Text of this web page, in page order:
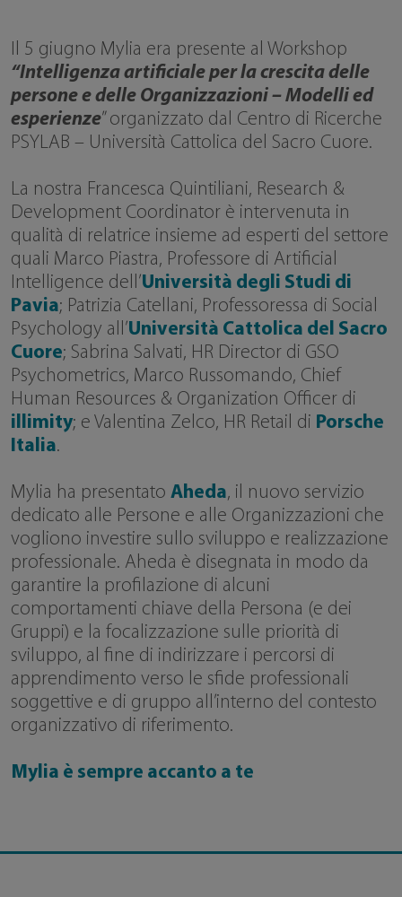
Il 5 giugno Mylia era presente al Workshop
“Intelligenza artificiale per la crescita delle
persone e delle Organizzazioni – Modelli ed
esperienze” organizzato dal Centro di Ricerche
PSYLAB – Università Cattolica del Sacro Cuore.
La nostra Francesca Quintiliani, Research &
Development Coordinator è intervenuta in
qualità di relatrice insieme ad esperti del settore
quali Marco Piastra, Professore di Artificial
Intelligence dell’Università degli Studi di
Pavia; Patrizia Catellani, Professoressa di Social
Psychology all’Università Cattolica del Sacro
Cuore; Sabrina Salvati, HR Director di GSO
Psychometrics, Marco Russomando, Chief
Human Resources & Organization Officer di
illimity; e Valentina Zelco, HR Retail di Porsche
Italia.
Mylia ha presentato Aheda, il nuovo servizio
dedicato alle Persone e alle Organizzazioni che
vogliono investire sullo sviluppo e realizzazione
professionale. Aheda è disegnata in modo da
garantire la profilazione di alcuni
comportamenti chiave della Persona (e dei
Gruppi) e la focalizzazione sulle priorità di
sviluppo, al fine di indirizzare i percorsi di
apprendimento verso le sfide professionali
soggettive e di gruppo all’interno del contesto
organizzativo di riferimento.
Mylia è sempre accanto a te